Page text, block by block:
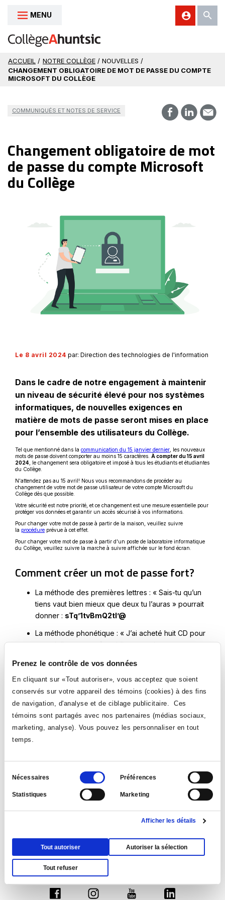
Prenez le contrôle de vos données
En cliquant sur «Tout autoriser», vous acceptez que soient
conservés sur votre appareil des témoins (cookies) à des fins
de navigation, d'analyse et de ciblage publicitaire. Ces
témoins sont partagés avec nos partenaires (médias sociaux,
marketing, analyse). Vous pouvez les personnaliser en tout
temps.
Sélection
consentement
Nécessaires Préférences
Statistiques Marketing
Afficher les détails
Tout autoriser Autoriser la sélection
Tout refuser
Aller au contenu
MENU
ACCUEIL / NOTRE COLLÈGE / NOUVELLES /
CHANGEMENT OBLIGATOIRE DE MOT DE PASSE DU COMPTE
MICROSOFT DU COLLÈGE
COMMUNIQUÉS ET NOTES DE SERVICE
Changement obligatoire de mot
de passe du compte Microsoft
du Collège
Le 8 avril 2024 par: Direction des technologies de l'information
Dans le cadre de notre engagement à maintenir
un niveau de sécurité élevé pour nos systèmes
informatiques, de nouvelles exigences en
matière de mots de passe seront mises en place
pour l’ensemble des utilisateurs du Collège.
Tel que mentionné dans la communication du 15 janvier dernierCe
lien
s'ouvrira
nouvelle
fenêtre
, les nouveaux
mots de passe doivent comporter au moins 15 caractères. À compter du 15 avril
2024 , le changement sera obligatoire et imposé à tous les étudiants et étudiantes
du Collège.
N'attendez pas au 15 avril! Nous vous recommandons de procéder au
changement de votre mot de passe utilisateur de votre compte Microsoft du
Collège dès que possible.
Votre sécurité est notre priorité, et ce changement est une mesure essentielle pour
protéger vos données et garantir un accès sécurisé à vos informations.
Pour changer votre mot de passe à partir de la maison, veuillez suivre
la procédureCe
s'ouvrira
dans
fenêtre
prévue à cet effet.
Pour changer votre mot de passe à partir d'un poste de laboratoire informatique
du Collège, veuillez suivre la marche à suivre affichée sur le fond écran.
Comment créer un mot de passe fort?
La méthode des premières lettres : « Sais-tu qu’un
tiens vaut bien mieux que deux tu l’auras » pourrait
donner : sTq’1tvBmQ2tl’@
La méthode phonétique : « J’ai acheté huit CD pour
cent dollars cet après-midi » pourrait
Dans l’exemple ci-haut, on « pad » le mot de passe
de deux caractères spéciaux au début et à la fin.
La passe de phrase d’au moins 15 caractères : « mon
chat est mauve », pourrait
donner :M0nCh@t&stMauv3
En cas de besoin, n’hésitez pas à contacter notre équipe informatique à l’adresse
sécurité de vos données et répondre à toutes vos questions.
Nous vous remercions de votre coopération dans cette initiative de sécurité.
VOIR TOUTES LES NOUVELLES
Suivez-nous
Ce Ce Ce Ce